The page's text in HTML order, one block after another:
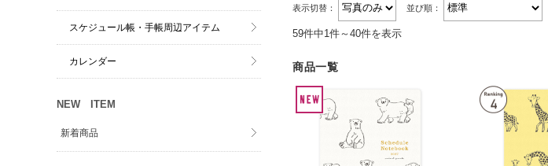
表示切替： 並び順：
59件中1件～40件を表示
商品一覧
スケジュール帳・手帳周辺アイテム
カレンダー
NEW ITEM
新着商品